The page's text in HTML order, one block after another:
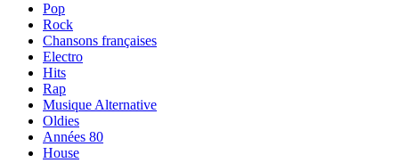
Pop
Rock
Chansons françaises
Electro
Hits
Rap
Musique Alternative
Oldies
Années 80
House